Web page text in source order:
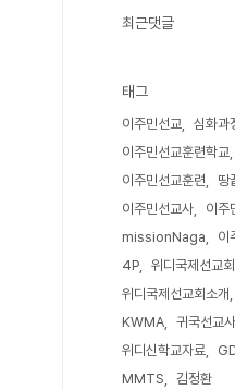
최근댓글
태그
이주민선교 심화과
이주민선교훈련학교
이주민선교훈련
땅
이주민선교사
이주
missionNaga
이
4P
위디국제선교회
위디국제선교회소개
KWMA
귀국선교사
위디신학교자료
MMTS
김정환